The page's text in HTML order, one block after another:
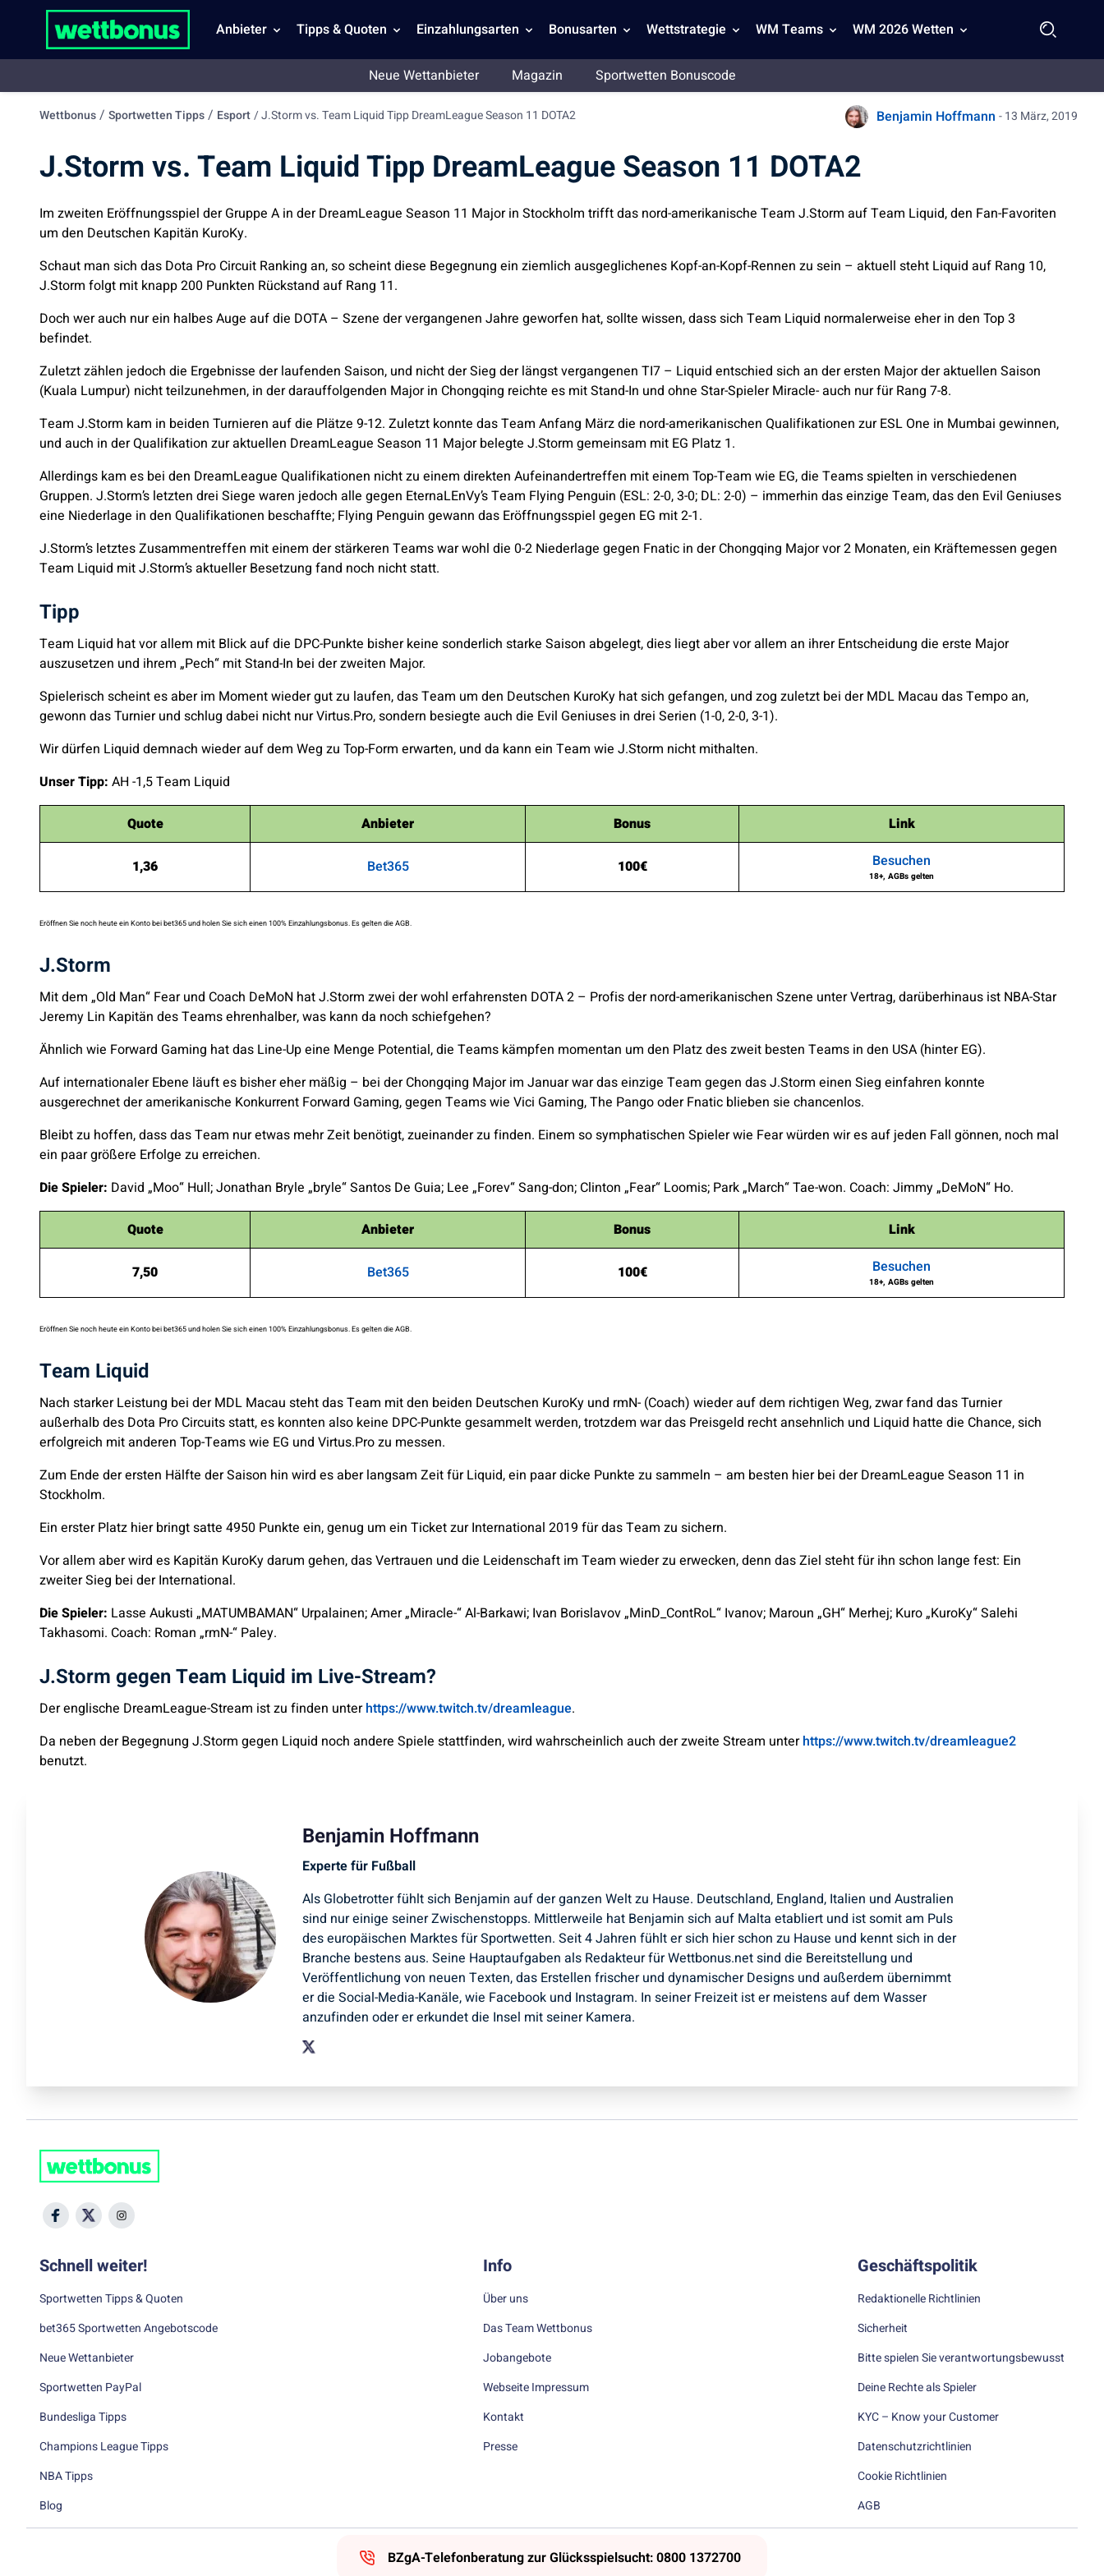
Anbieter Tipps & Quoten Einzahlungsarten Bonusarten Wettstrategie WM Teams WM 2026 Wetten
Neue Wettanbieter Magazin Sportwetten Bonuscode
Wettbonus/ Sportwetten Tipps/ Esport/J.Storm vs. Team Liquid Tipp DreamLeague Season 11 DOTA2 Benjamin Hoffmann - 13 März, 2019
J.Storm vs. Team Liquid Tipp DreamLeague Season 11 DOTA2
Im zweiten Eröffnungsspiel der Gruppe A in der DreamLeague Season 11 Major in Stockholm trifft das nord-amerikanische Team J.Storm auf Team Liquid, den Fan-Favoriten
um den Deutschen Kapitän KuroKy.
Schaut man sich das Dota Pro Circuit Ranking an, so scheint diese Begegnung ein ziemlich ausgeglichenes Kopf-an-Kopf-Rennen zu sein – aktuell steht Liquid auf Rang 10,
J.Storm folgt mit knapp 200 Punkten Rückstand auf Rang 11.
Doch wer auch nur ein halbes Auge auf die DOTA – Szene der vergangenen Jahre geworfen hat, sollte wissen, dass sich Team Liquid normalerweise eher in den Top 3
befindet.
Zuletzt zählen jedoch die Ergebnisse der laufenden Saison, und nicht der Sieg der längst vergangenen TI7 – Liquid entschied sich an der ersten Major der aktuellen Saison
(Kuala Lumpur) nicht teilzunehmen, in der darauffolgenden Major in Chongqing reichte es mit Stand-In und ohne Star-Spieler Miracle- auch nur für Rang 7-8.
Team J.Storm kam in beiden Turnieren auf die Plätze 9-12. Zuletzt konnte das Team Anfang März die nord-amerikanischen Qualifikationen zur ESL One in Mumbai gewinnen,
und auch in der Qualifikation zur aktuellen DreamLeague Season 11 Major belegte J.Storm gemeinsam mit EG Platz 1.
Allerdings kam es bei den DreamLeague Qualifikationen nicht zu einem direkten Aufeinandertreffen mit einem Top-Team wie EG, die Teams spielten in verschiedenen
Gruppen. J.Storm’s letzten drei Siege waren jedoch alle gegen EternaLEnVy’s Team Flying Penguin (ESL: 2-0, 3-0; DL: 2-0) – immerhin das einzige Team, das den Evil Geniuses
eine Niederlage in den Qualifikationen beschaffte; Flying Penguin gewann das Eröffnungsspiel gegen EG mit 2-1.
J.Storm’s letztes Zusammentreffen mit einem der stärkeren Teams war wohl die 0-2 Niederlage gegen Fnatic in der Chongqing Major vor 2 Monaten, ein Kräftemessen gegen
Team Liquid mit J.Storm’s aktueller Besetzung fand noch nicht statt.
Tipp
Team Liquid hat vor allem mit Blick auf die DPC-Punkte bisher keine sonderlich starke Saison abgelegt, dies liegt aber vor allem an ihrer Entscheidung die erste Major
auszusetzen und ihrem „Pech“ mit Stand-In bei der zweiten Major.
Spielerisch scheint es aber im Moment wieder gut zu laufen, das Team um den Deutschen KuroKy hat sich gefangen, und zog zuletzt bei der MDL Macau das Tempo an,
gewonn das Turnier und schlug dabei nicht nur Virtus.Pro, sondern besiegte auch die Evil Geniuses in drei Serien (1-0, 2-0, 3-1).
Wir dürfen Liquid demnach wieder auf dem Weg zu Top-Form erwarten, und da kann ein Team wie J.Storm nicht mithalten.
Unser Tipp: AH -1,5 Team Liquid
Quote Anbieter Bonus Link
1,36 Bet365 100€ Besuchen
18+, AGBs gelten
Eröffnen Sie noch heute ein Konto bei bet365 und holen Sie sich einen 100% Einzahlungsbonus. Es gelten die AGB.
J.Storm
Mit dem „Old Man“ Fear und Coach DeMoN hat J.Storm zwei der wohl erfahrensten DOTA 2 – Profis der nord-amerikanischen Szene unter Vertrag, darüberhinaus ist NBA-Star
Jeremy Lin Kapitän des Teams ehrenhalber, was kann da noch schiefgehen?
Ähnlich wie Forward Gaming hat das Line-Up eine Menge Potential, die Teams kämpfen momentan um den Platz des zweit besten Teams in den USA (hinter EG).
Auf internationaler Ebene läuft es bisher eher mäßig – bei der Chongqing Major im Januar war das einzige Team gegen das J.Storm einen Sieg einfahren konnte
ausgerechnet der amerikanische Konkurrent Forward Gaming, gegen Teams wie Vici Gaming, The Pango oder Fnatic blieben sie chancenlos.
Bleibt zu hoffen, dass das Team nur etwas mehr Zeit benötigt, zueinander zu finden. Einem so symphatischen Spieler wie Fear würden wir es auf jeden Fall gönnen, noch mal
ein paar größere Erfolge zu erreichen.
Die Spieler: David „Moo“ Hull; Jonathan Bryle „bryle“ Santos De Guia; Lee „Forev“ Sang-don; Clinton „Fear“ Loomis; Park „March“ Tae-won. Coach: Jimmy „DeMoN“ Ho.
Quote Anbieter Bonus Link
7,50 Bet365 100€ Besuchen
18+, AGBs gelten
Eröffnen Sie noch heute ein Konto bei bet365 und holen Sie sich einen 100% Einzahlungsbonus. Es gelten die AGB.
Team Liquid
Nach starker Leistung bei der MDL Macau steht das Team mit den beiden Deutschen KuroKy und rmN- (Coach) wieder auf dem richtigen Weg, zwar fand das Turnier
außerhalb des Dota Pro Circuits statt, es konnten also keine DPC-Punkte gesammelt werden, trotzdem war das Preisgeld recht ansehnlich und Liquid hatte die Chance, sich
erfolgreich mit anderen Top-Teams wie EG und Virtus.Pro zu messen.
Zum Ende der ersten Hälfte der Saison hin wird es aber langsam Zeit für Liquid, ein paar dicke Punkte zu sammeln – am besten hier bei der DreamLeague Season 11 in
Stockholm.
Ein erster Platz hier bringt satte 4950 Punkte ein, genug um ein Ticket zur International 2019 für das Team zu sichern.
Vor allem aber wird es Kapitän KuroKy darum gehen, das Vertrauen und die Leidenschaft im Team wieder zu erwecken, denn das Ziel steht für ihn schon lange fest: Ein
zweiter Sieg bei der International.
Die Spieler: Lasse Aukusti „MATUMBAMAN“ Urpalainen; Amer „Miracle-“ Al-Barkawi; Ivan Borislavov „MinD_ContRoL“ Ivanov; Maroun „GH“ Merhej; Kuro „KuroKy“ Salehi
Takhasomi. Coach: Roman „rmN-“ Paley.
J.Storm gegen Team Liquid im Live-Stream?
Der englische DreamLeague-Stream ist zu finden unterhttps://www.twitch.tv/dreamleague.
Da neben der Begegnung J.Storm gegen Liquid noch andere Spiele stattfinden, wird wahrscheinlich auch der zweite Stream unterhttps://www.twitch.tv/dreamleague2
benutzt.
Benjamin Hoffmann
Experte für Fußball
Als Globetrotter fühlt sich Benjamin auf der ganzen Welt zu Hause. Deutschland, England, Italien und Australien
sind nur einige seiner Zwischenstopps. Mittlerweile hat Benjamin sich auf Malta etabliert und ist somit am Puls
des europäischen Marktes für Sportwetten. Seit 4 Jahren fühlt er sich hier schon zu Hause und kennt sich in der
Branche bestens aus. Seine Hauptaufgaben als Redakteur für Wettbonus.net sind die Bereitstellung und
Veröffentlichung von neuen Texten, das Erstellen frischer und dynamischer Designs und außerdem übernimmt
er die Social-Media-Kanäle, wie Facebook und Instagram. In seiner Freizeit ist er meistens auf dem Wasser
anzufinden oder er erkundet die Insel mit seiner Kamera.
Schnell weiter!
Sportwetten Tipps & Quoten
bet365 Sportwetten Angebotscode
Neue Wettanbieter
Sportwetten PayPal
Bundesliga Tipps
Champions League Tipps
NBA Tipps
Blog
Info
Über uns
Das Team Wettbonus
Jobangebote
Webseite Impressum
Kontakt
Presse
Geschäftspolitik
Redaktionelle Richtlinien
Sicherheit
Bitte spielen Sie verantwortungsbewusst
Deine Rechte als Spieler
KYC – Know your Customer
Datenschutzrichtlinien
Cookie Richtlinien
AGB
BZgA-Telefonberatung zur Glücksspielsucht: 0800 1372700